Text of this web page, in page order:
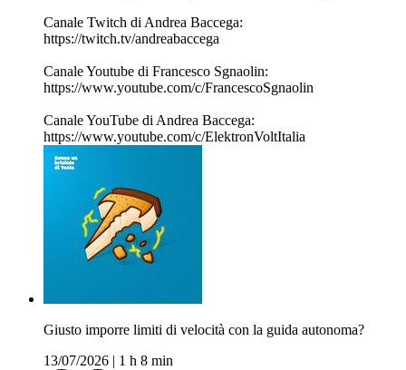
Canale Twitch di Andrea Baccega:
https://twitch.tv/andreabaccega
Canale Youtube di Francesco Sgnaolin:
https://www.youtube.com/c/FrancescoSgnaolin
Canale YouTube di Andrea Baccega:
https://www.youtube.com/c/ElektronVoltItalia
Giusto imporre limiti di velocità con la guida autonoma?
13/07/2026
1 h 8 min